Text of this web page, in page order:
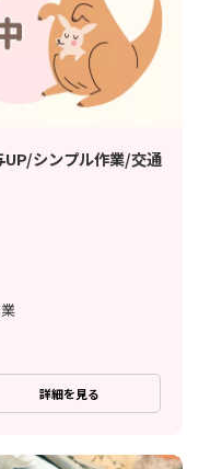
UP/シンプル作業/交通
詳細を見る